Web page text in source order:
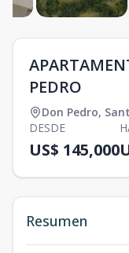
PEDRO
Don Pedro,
DESDE
US$ 145,000
Resumen